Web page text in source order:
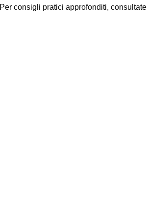
Per consigli pratici approfonditi,